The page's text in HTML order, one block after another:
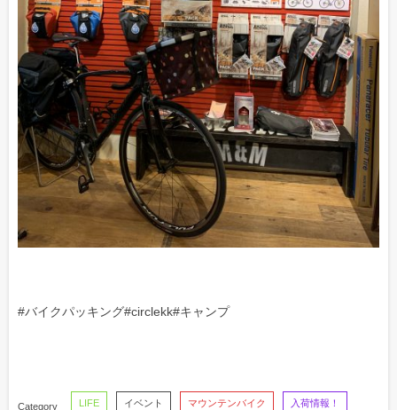
#バイクパッキング#circlekk#キャンプ
LIFE イベント マウンテンバイク 入荷情報！